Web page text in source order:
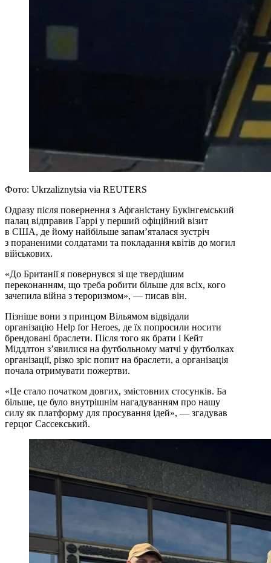
Фото: Ukrzaliznytsia via REUTERS
Одразу після повернення з Афганістану Букінгемський
палац відправив Гаррі у перший офіційний візит
в США, де йому найбільше запамʼяталася зустріч
з пораненими солдатами та покладання квітів до могил
військових.
«До Британії я повернувся зі ще твердішим
переконанням, що треба робити більше для всіх, кого
зачепила війна з тероризмом», — писав він.
Пізніше вони з принцом Вільямом відвідали
організацію Help for Heroes, де їх попросили носити
брендовані браслети. Після того як брати і Кейт
Міддлтон зʼявилися на футбольному матчі у футболках
організації, різко зріс попит на браслети, а організація
почала отримувати пожертви.
«Це стало початком довгих, змістовних стосунків. Ба
більше, це було внутрішнім нагадуванням про нашу
силу як платформу для просування ідей», — згадував
герцог Сассекський.